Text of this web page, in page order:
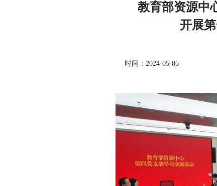
教育部资源中
开展
时间：2024-05-06